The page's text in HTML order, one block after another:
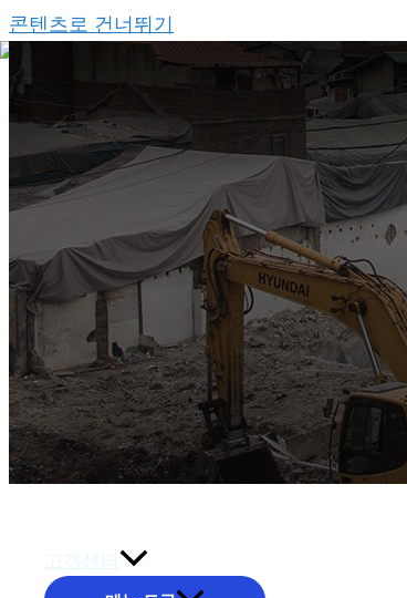
콘텐츠로 건너뛰기
회사소개
메뉴 토글
주요업무
중고철자재 / 중고판넬
메뉴 토글
고객센터